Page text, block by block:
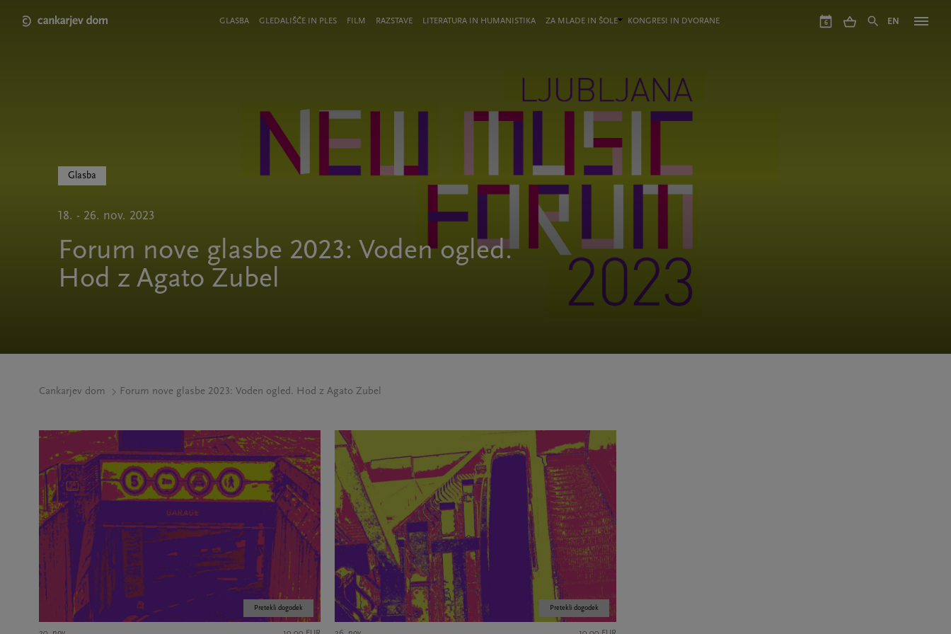
main
MeniGLASBA GLEDALIŠČE IN PLES FILM RAZSTAVE LITERATURA IN HUMANISTIKA ZA MLADE IN ŠOLE KONGRESI IN DVORANE 6 EN
Glasba
18. - 26. nov. 2023
Forum nove glasbe 2023: Voden ogled.
Hod z Agato Zubel
Cankarjev dom Forum nove glasbe 2023: Voden ogled. Hod z Agato Zubel
Pretekli dogodek Pretekli dogodek